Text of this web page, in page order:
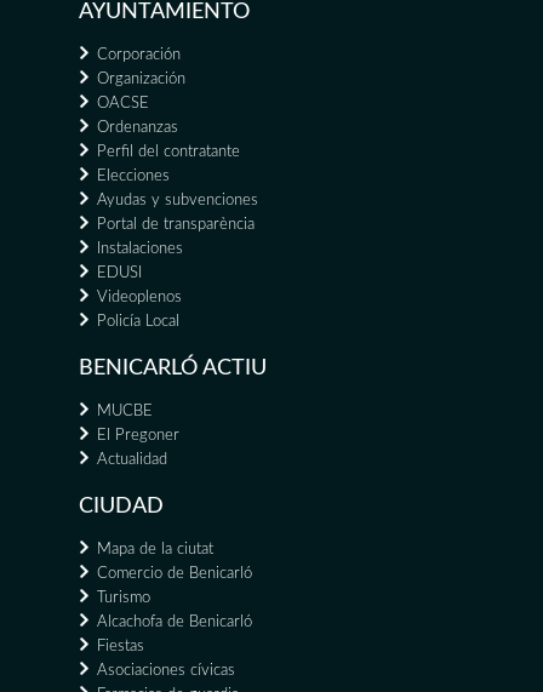
AYUNTAMIENTO
Corporación
Organización
OACSE
Ordenanzas
Perfil del contratante
Elecciones
Ayudas y subvenciones
Portal de transparència
Instalaciones
EDUSI
Videoplenos
Policía Local
BENICARLÓ ACTIU
MUCBE
El Pregoner
Actualidad
CIUDAD
Mapa de la ciutat
Comercio de Benicarló
Turismo
Alcachofa de Benicarló
Fiestas
Asociaciones cívicas